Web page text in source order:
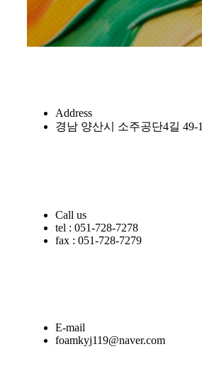
Address
경남 양산시 소주공단4길 49-1
Call us
tel : 051-728-7278
fax : 051-728-7279
E-mail
foamkyj119@naver.com